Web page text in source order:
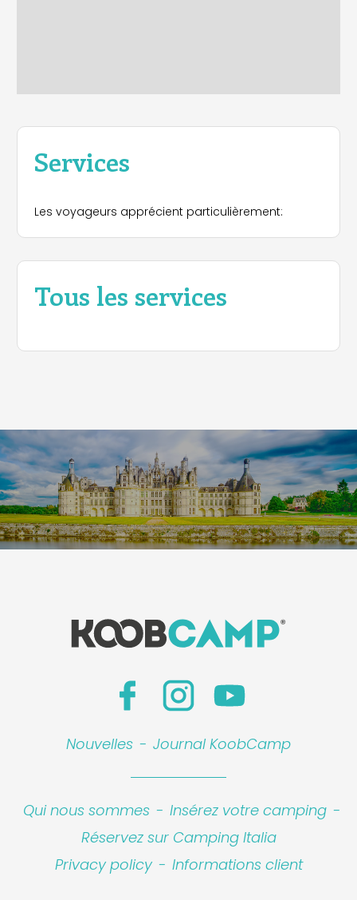
Services
Les voyageurs apprécient particulièrement:
Tous les services
Nouvelles - Journal KoobCamp
Qui nous sommes - Insérez votre camping -
Réservez sur Camping Italia
Privacy policy - Informations client